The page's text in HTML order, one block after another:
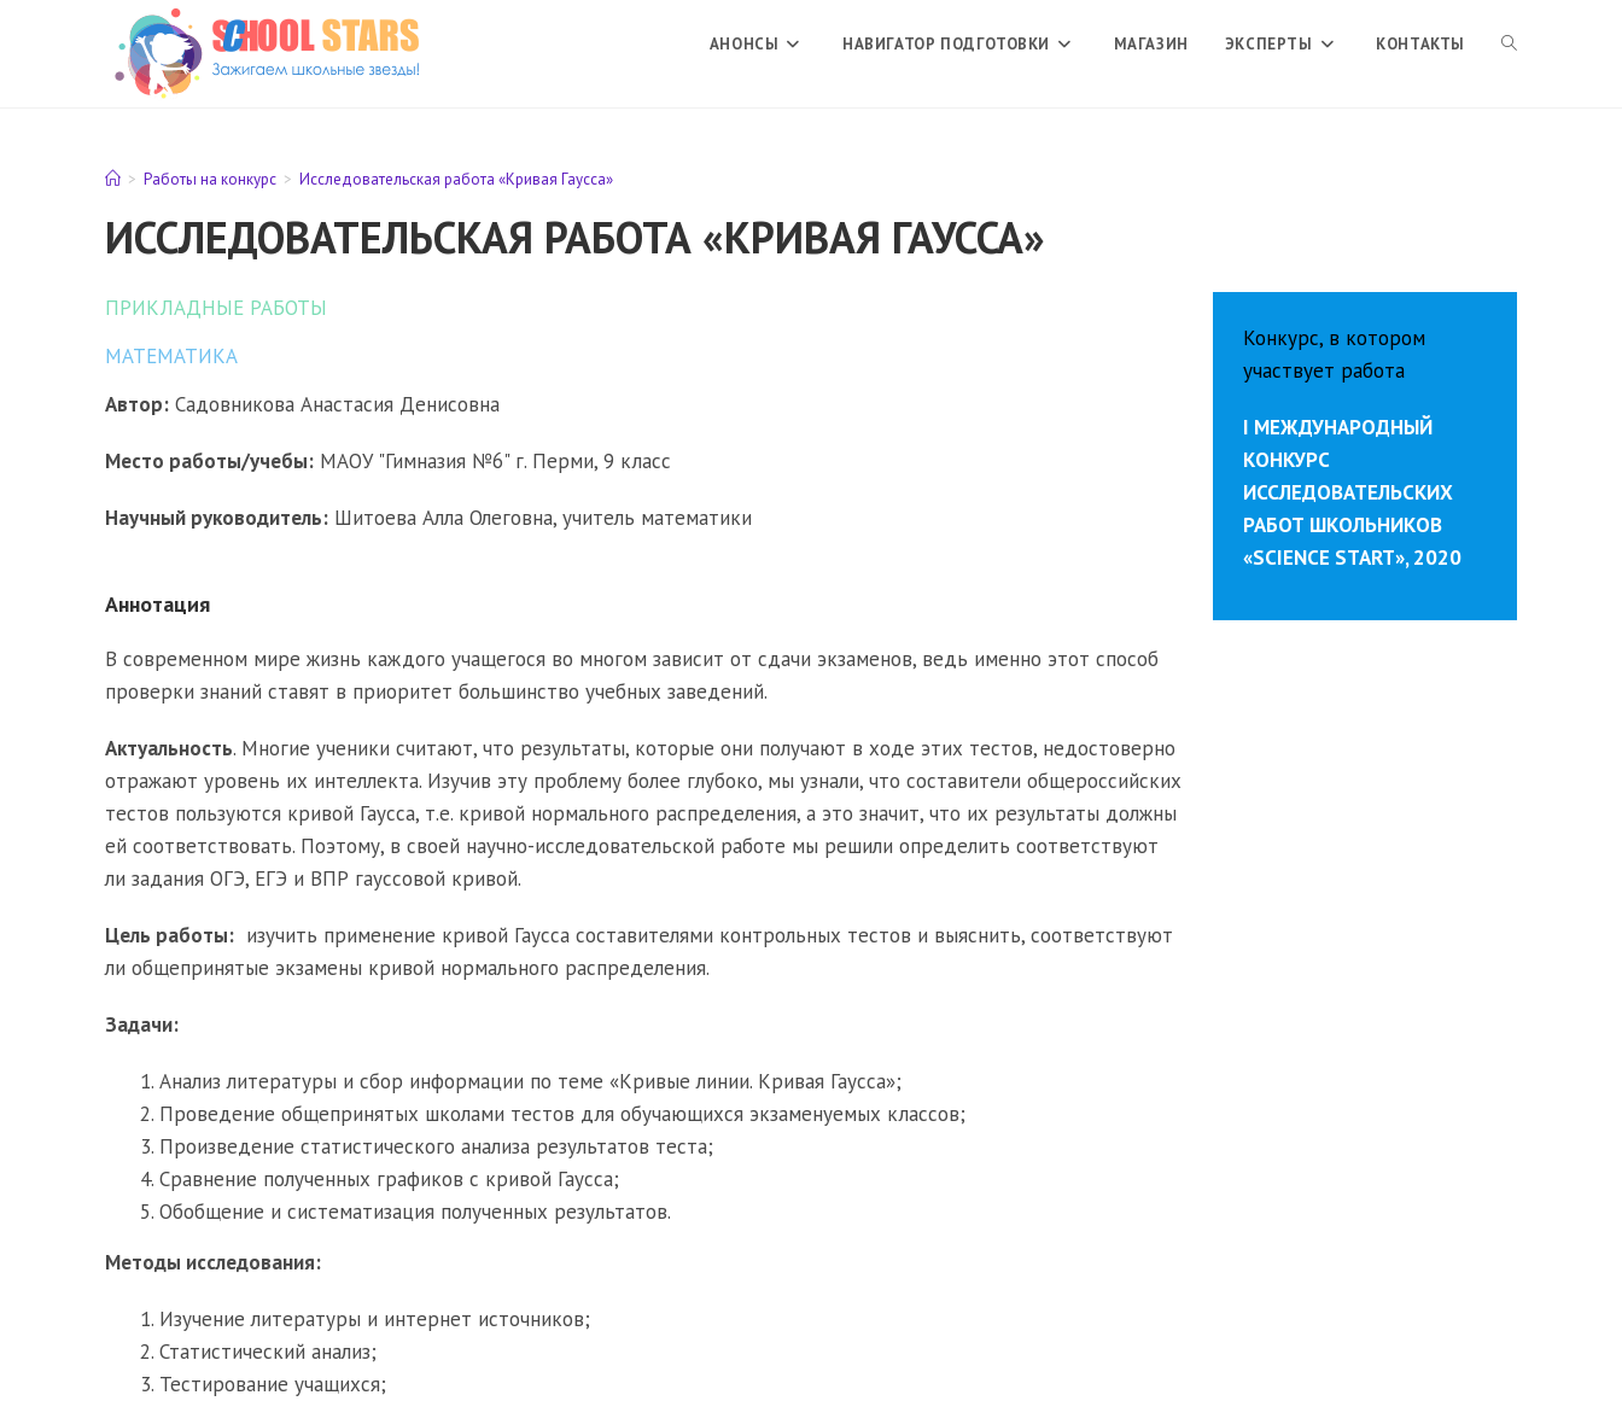
АНОНСЫ НАВИГАТОР ПОДГОТОВКИ МАГАЗИН ЭКСПЕРТЫ КОНТАКТЫ ПЕРЕКЛЮЧИТЬ
> Работы на конкурс > Исследовательская работа «Кривая Гаусса»
ИССЛЕДОВАТЕЛЬСКАЯ РАБОТА «КРИВАЯ ГАУССА»
ПРИКЛАДНЫЕ РАБОТЫ
МАТЕМАТИКА
Автор: Садовникова Анастасия Денисовна
Место работы/учебы: МАОУ "Гимназия №6" г. Перми, 9 класс
Научный руководитель: Шитоева Алла Олеговна, учитель математики
Аннотация
В современном мире жизнь каждого учащегося во многом зависит от сдачи экзаменов, ведь именно этот способ
проверки знаний ставят в приоритет большинство учебных заведений.
Актуальность. Многие ученики считают, что результаты, которые они получают в ходе этих тестов, недостоверно
отражают уровень их интеллекта. Изучив эту проблему более глубоко, мы узнали, что составители общероссийских
тестов пользуются кривой Гаусса, т.е. кривой нормального распределения, а это значит, что их результаты должны
ей соответствовать. Поэтому, в своей научно-исследовательской работе мы решили определить соответствуют
ли задания ОГЭ, ЕГЭ и ВПР гауссовой кривой.
Цель работы: изучить применение кривой Гаусса составителями контрольных тестов и выяснить, соответствуют
ли общепринятые экзамены кривой нормального распределения.
Задачи:
Анализ литературы и сбор информации по теме «Кривые линии. Кривая Гаусса»;
Проведение общепринятых школами тестов для обучающихся экзаменуемых классов;
Произведение статистического анализа результатов теста;
Сравнение полученных графиков с кривой Гаусса;
Обобщение и систематизация полученных результатов.
Методы исследования:
Изучение литературы и интернет источников;
Статистический анализ;
Тестирование учащихся;
Конкурс, в котором
участвует работа
I МЕЖДУНАРОДНЫЙ
КОНКУРС
ИССЛЕДОВАТЕЛЬСКИХ
РАБОТ ШКОЛЬНИКОВ
«SCIENCE START», 2020